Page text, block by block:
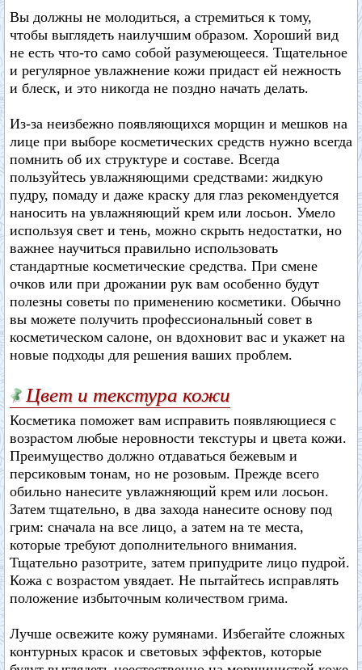
Вы должны не молодиться, а стремиться к тому,
чтобы выглядеть наилучшим образом. Хороший вид
не есть что-то само собой разумеющееся. Тщательное
и регулярное увлажнение кожи придаст ей нежность
и блеск, и это никогда не поздно начать делать.
Из-за неизбежно появляющихся морщин и мешков на
лице при выборе косметических средств нужно всегда
помнить об их структуре и составе. Всегда
пользуйтесь увлажняющими средствами: жидкую
пудру, помаду и даже краску для глаз рекомендуется
наносить на увлажняющий крем или лосьон. Умело
используя свет и тень, можно скрыть недостатки, но
важнее научиться правильно использовать
стандартные косметические средства. При смене
очков или при дрожании рук вам особенно будут
полезны советы по применению косметики. Обычно
вы можете получить профессиональный совет в
косметическом салоне, он вдохновит вас и укажет на
новые подходы для решения ваших проблем.
Цвет и текстура кожи
Косметика поможет вам исправить появляющиеся с
возрастом любые неровности текстуры и цвета кожи.
Преимущество должно отдаваться бежевым и
персиковым тонам, но не розовым. Прежде всего
обильно нанесите увлажняющий крем или лосьон.
Затем тщательно, в два захода нанесите основу под
грим: сначала на все лицо, а затем на те места,
которые требуют дополнительного внимания.
Тщательно разотрите, затем припудрите лицо пудрой.
Кожа с возрастом увядает. Не пытайтесь исправлять
положение избыточным количеством грима.
Лучше освежите кожу румянами. Избегайте сложных
контурных красок и световых эффектов, которые